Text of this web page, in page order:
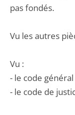
pas fondés.
Vu les autres
Vu :
- le code
- le code de